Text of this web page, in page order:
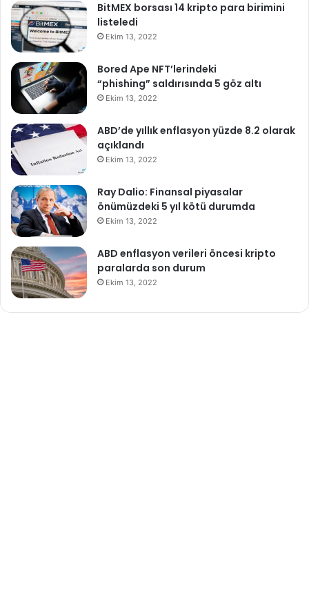
BitMEX borsası 14 kripto para birimini
listeledi
Ekim 13, 2022
Bored Ape NFT’lerindeki
“phishing” saldırısında 5 göz altı
Ekim 13, 2022
ABD’de yıllık enflasyon yüzde 8.2 olarak
açıklandı
Ekim 13, 2022
Ray Dalio: Finansal piyasalar
önümüzdeki 5 yıl kötü durumda
Ekim 13, 2022
ABD enflasyon verileri öncesi kripto
paralarda son durum
Ekim 13, 2022